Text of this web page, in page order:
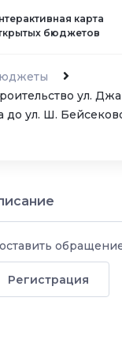
карта
бюджетов
ул.
до ул. Ш.
Регистрация